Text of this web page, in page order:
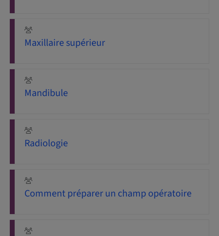
Maxillaire supérieur
Mandibule
Radiologie
Comment préparer un champ opératoire